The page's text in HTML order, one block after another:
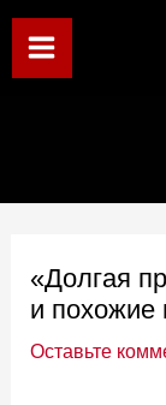
Перейти
Main
«Долгая
и похожие
Оставьте